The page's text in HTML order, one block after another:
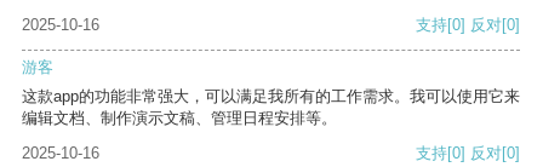
2025-10-16
支持[0] 反对[0]
游客
这款app的功能非常强大，可以满足我所有的工作需求。我可以使用它来
编辑文档、制作演示文稿、管理日程安排等。
2025-10-16
支持[0] 反对[0]